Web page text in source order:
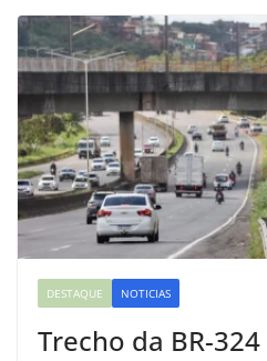
DESTAQUE NOTICIAS
Trecho da BR-